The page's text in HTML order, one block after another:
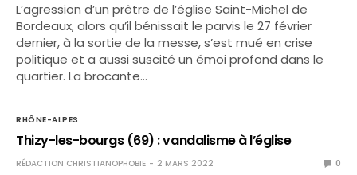
L’agression d’un prêtre de l’église Saint-Michel de
Bordeaux, alors qu’il bénissait le parvis le 27 février
dernier, à la sortie de la messe, s’est mué en crise
politique et a aussi suscité un émoi profond dans le
quartier. La brocante…
RHÔNE-ALPES
Thizy-les-bourgs (69) : vandalisme à l’église
RÉDACTION CHRISTIANOPHOBIE 2 MARS 2022 0